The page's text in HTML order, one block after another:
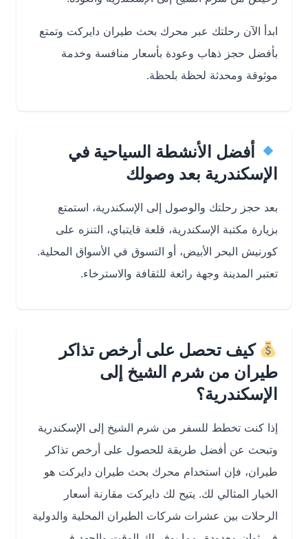
ابدأ الآن رحلتك عبرمحرك بحث طيران دايركتوتمتع
بأفضل حجز ذهاب وعودة بأسعار منافسة وخدمة
موثوقة ومحدثة لحظة بلحظة.
أفضل الأنشطة السياحية في
الإسكندرية بعد وصولك
بعد حجز رحلتك والوصول إلى الإسكندرية، استمتع
بزيارة مكتبة الإسكندرية، قلعة قايتباي، التنزه على
كورنيش البحر الأبيض، أو التسوق في الأسواق المحلية.
تعتبر المدينة وجهة رائعة للثقافة والاسترخاء.
كيف تحصل على أرخص تذاكر
طيران من شرم الشيخ إلى
الإسكندرية؟
إذا كنت تخطط للسفر من شرم الشيخ إلى الإسكندرية
وتبحث عن أفضل طريقة للحصول على أرخص تذاكر
طيران، فإن استخدام محرك بحث طيران دايركت هو
الخيار المثالي لك. يتيح لك دايركت مقارنة أسعار
الرحلات بين عشرات شركات الطيران المحلية والدولية